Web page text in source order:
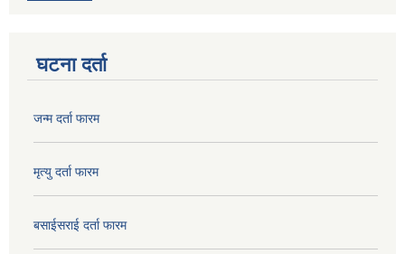
घटना दर्ता
जन्म दर्ता फारम
मृत्यु दर्ता फारम
बसाईसराई दर्ता फारम